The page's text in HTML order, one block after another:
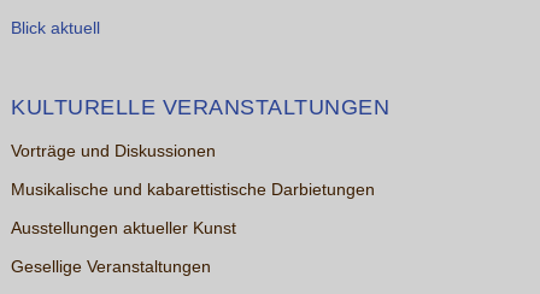
Blick aktuell
KULTURELLE VERANSTALTUNGEN
Vorträge und Diskussionen
Musikalische und kabarettistische Darbietungen
Ausstellungen aktueller Kunst
Gesellige Veranstaltungen